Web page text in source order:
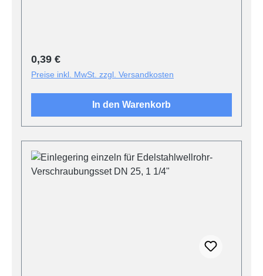
Regulärer Preis:
0,39 €
Preise inkl. MwSt. zzgl. Versandkosten
In den Warenkorb